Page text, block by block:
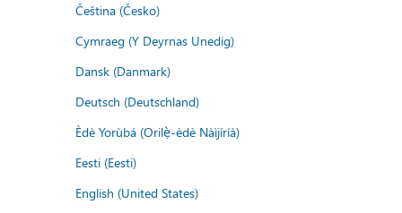
Čeština (Česko)
Cymraeg (Y Deyrnas Unedig)
Dansk (Danmark)
Deutsch (Deutschland)
Èdè Yorùbá (Orilẹ̀-èdè Nàìjíríà)
Eesti (Eesti)
English (United States)